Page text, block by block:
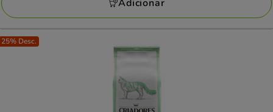
Adicionar
25% Desc.